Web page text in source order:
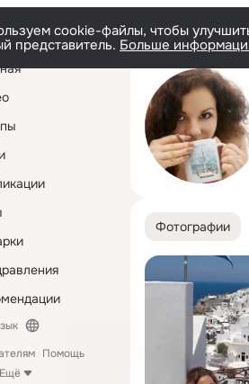
cookie-файлы, чтобы
представитель. Больше
Помощь
Ещё
Фотографии